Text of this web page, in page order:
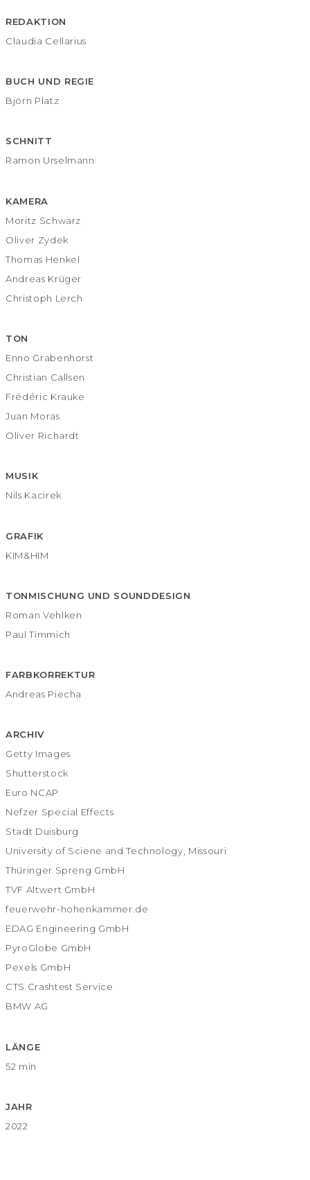
REDAKTION
Claudia Cellarius
BUCH UND REGIE
Björn Platz
SCHNITT
Ramon Urselmann
KAMERA
Moritz Schwarz
Oliver Zydek
Thomas Henkel
Andreas Krüger
Christoph Lerch
TON
Enno Grabenhorst
Christian Callsen
Frédéric Krauke
Juan Moras
Oliver Richardt
MUSIK
Nils Kacirek
GRAFIK
KIM&HIM
TONMISCHUNG UND SOUNDDESIGN
Roman Vehlken
Paul Timmich
FARBKORREKTUR
Andreas Piecha
ARCHIV
Getty Images
Shutterstock
Euro NCAP
Nefzer Special Effects
Stadt Duisburg
University of Sciene and Technology, Missouri
Thüringer Spreng GmbH
TVF Altwert GmbH
feuerwehr-hohenkammer.de
EDAG Engineering GmbH
PyroGlobe GmbH
Pexels GmbH
CTS Crashtest Service
BMW AG
LÄNGE
52 min
JAHR
2022